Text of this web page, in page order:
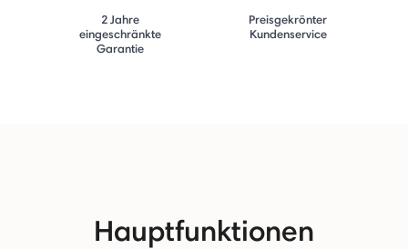
2 Jahre
eingeschränkte
Garantie
Preisgekrönter
Kundenservice
Hauptfunktionen